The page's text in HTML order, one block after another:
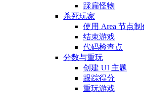
踩扁怪物
杀死玩家
使用 Area 节点
结束游戏
代码检查点
分数与重玩
创建 UI 主题
跟踪得分
重玩游戏